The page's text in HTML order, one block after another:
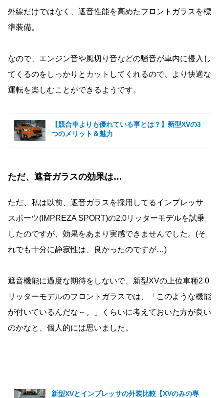
外線だけではなく、遮音性能を高めたフロントガラスを標
準装備。
なので、エンジン音や風切り音などの騒音が車内に侵入し
てくるのをしっかりとカットしてくれるので、より快適な
運転を楽しむことができるようです。
【競合車よりも優れている事とは？】新型XVの3
つのメリット＆魅力
ただ、遮音ガラスの効果は…
ただ、私は以前、遮音ガラスを採用してるインプレッサ
スポーツ(IMPREZA SPORT)の2.0リッターモデルを試乗
したのですが、効果をあまり実感できませんでした。(そ
れでも十分に静寂性は、良かったのですが…)
遮音機能に過度な期待をしないで、新型XVの上位車種2.0
リッターモデルのフロントガラスでは、「このような機能
が付いているんだな～。」くらいに考えておいた方が良い
のかなと、個人的には思いました。
新型XVとインプレッサの外装比較【XVのみの専